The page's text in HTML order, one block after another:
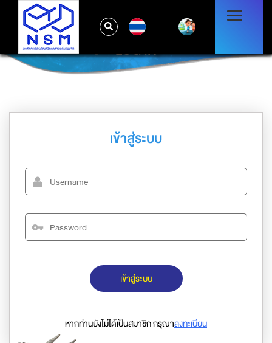
LOG IN
เข้าสู่ระบบ
เข้าสู่ระบบ
หากท่านยังไม่ได้เป็นสมาชิก กรุณาลงทะเบียน